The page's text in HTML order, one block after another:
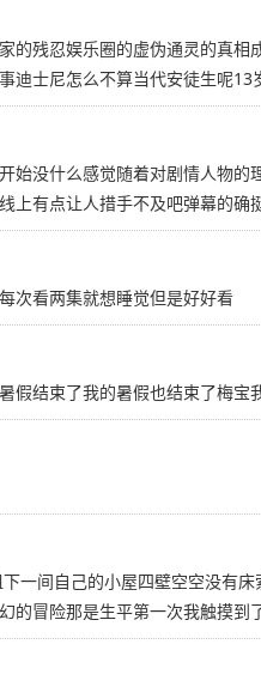
的残忍娱乐圈的虚伪通灵的真
迪士尼怎么不算当代安徒生呢13
始没什么感觉随着对剧情人物
上有点让人措手不及吧弹幕的确
次看两集就想睡觉但是好好看
假结束了我的暑假也结束了梅宝
一间自己的小屋四壁空空没有
的冒险那是生平第一次我触摸到